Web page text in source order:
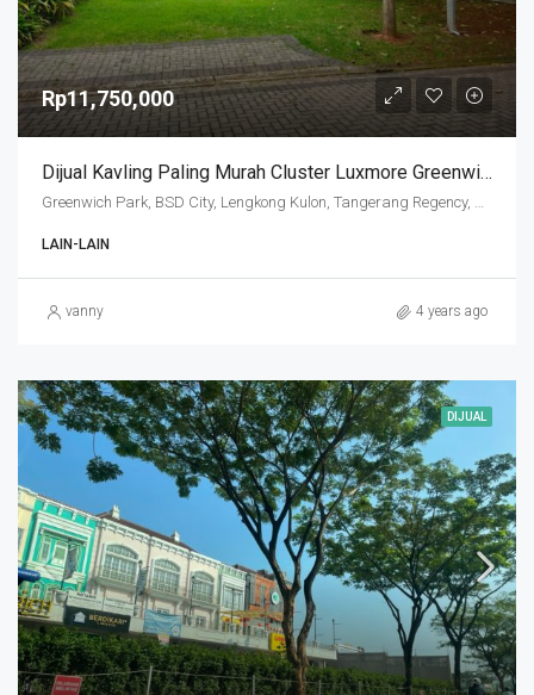
Rp11,750,000
Dijual Kavling Paling Murah Cluster Luxmore Greenwich
Greenwich Park, BSD City, Lengkong Kulon, Tangerang Regency, Banten, Indonesia
LAIN-LAIN
vanny 4 years ago
DIJUAL